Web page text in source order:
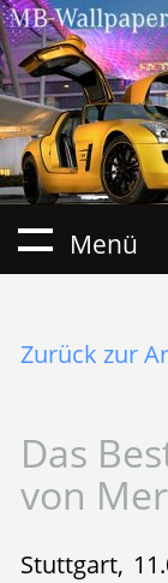
Menü
Zurück zur
Das
von
Stuttgart,